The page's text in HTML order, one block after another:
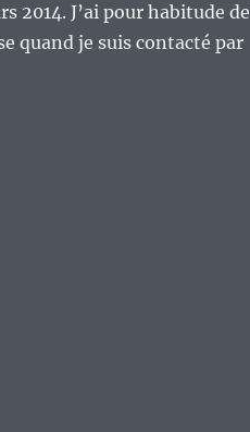
2014. J’ai pour habitude de
quand je suis contacté par